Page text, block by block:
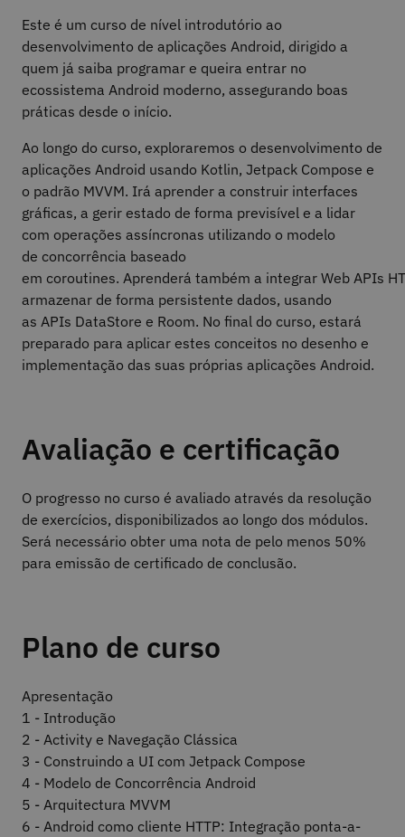
Este é um curso de nível introdutório ao
desenvolvimento de aplicações Android, dirigido a
quem já saiba programar e queira entrar no
ecossistema Android moderno, assegurando boas
práticas desde o início.
Ao longo do curso, exploraremos o desenvolvimento de
aplicações Android usando Kotlin, Jetpack Compose e
o padrão MVVM. Irá aprender a construir interfaces
gráficas, a gerir estado de forma previsível e a lidar
com operações assíncronas utilizando o modelo
de concorrência baseado
em coroutines. Aprenderá também a integrar Web APIs
armazenar de forma persistente dados, usando
as APIs DataStore e Room. No final do curso, estará
preparado para aplicar estes conceitos no desenho e
implementação das suas próprias aplicações Android.
Avaliação e certificação
O progresso no curso é avaliado através da resolução
de exercícios, disponibilizados ao longo dos módulos.
Será necessário obter uma nota de pelo menos 50%
para emissão de certificado de conclusão.
Plano de curso
Apresentação
1 - Introdução
2 - Activity e Navegação Clássica
3 - Construindo a UI com Jetpack Compose
4 - Modelo de Concorrência Android
5 - Arquitectura MVVM
6 - Android como cliente HTTP: Integração ponta-a-